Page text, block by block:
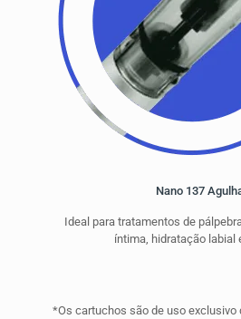
Nano 137
Ideal para tratamentos de
íntima, hidratação labial
*Os cartuchos são de uso exclusivo